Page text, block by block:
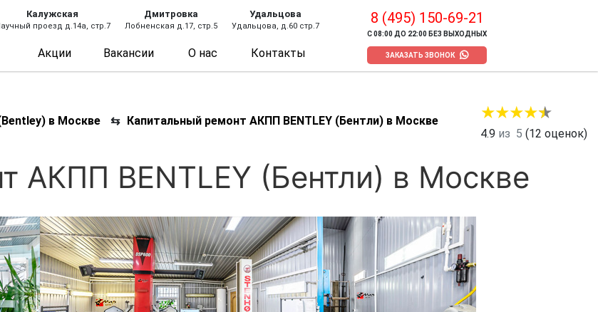
Калужская
проезд д.14а, стр.7
Дмитровка
Лобненская д.17, стр.5
Удальцова
Удальцова, д.60 стр.7
Акции Вакансии О нас Контакты
8 (495) 150-69-21
С 08:00 ДО 22:00 БЕЗ ВЫХОДНЫХ
ЗАКАЗАТЬ ЗВОНОК
в Москве ⇆ Капитальный ремонт АКПП BENTLEY (Бентли) в Москве
4.9 из 5 (12 оценок)
АКПП BENTLEY (Бентли) в Москве